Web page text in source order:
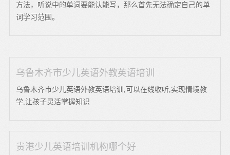
方法，听说中的单词要能认能写，那么首先无法确定自己的单
词学习范围。
乌鲁木齐市少儿英语外教英语培训
乌鲁木齐市少儿英语外教英语培训,可以在线收听,实现情境教
学,让孩子灵活掌握知识
贵港少儿英语培训机构哪个好